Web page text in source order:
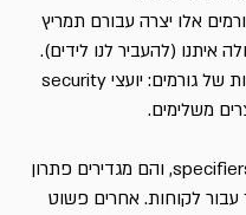
אלו יצרה עבורם תמריץ
איתנו (להעביר לנו לידים).
משלימים.
חלקם נקראים specifiers, והם מגדירים פתרון
עבור לקוחות. אחרים פשוט